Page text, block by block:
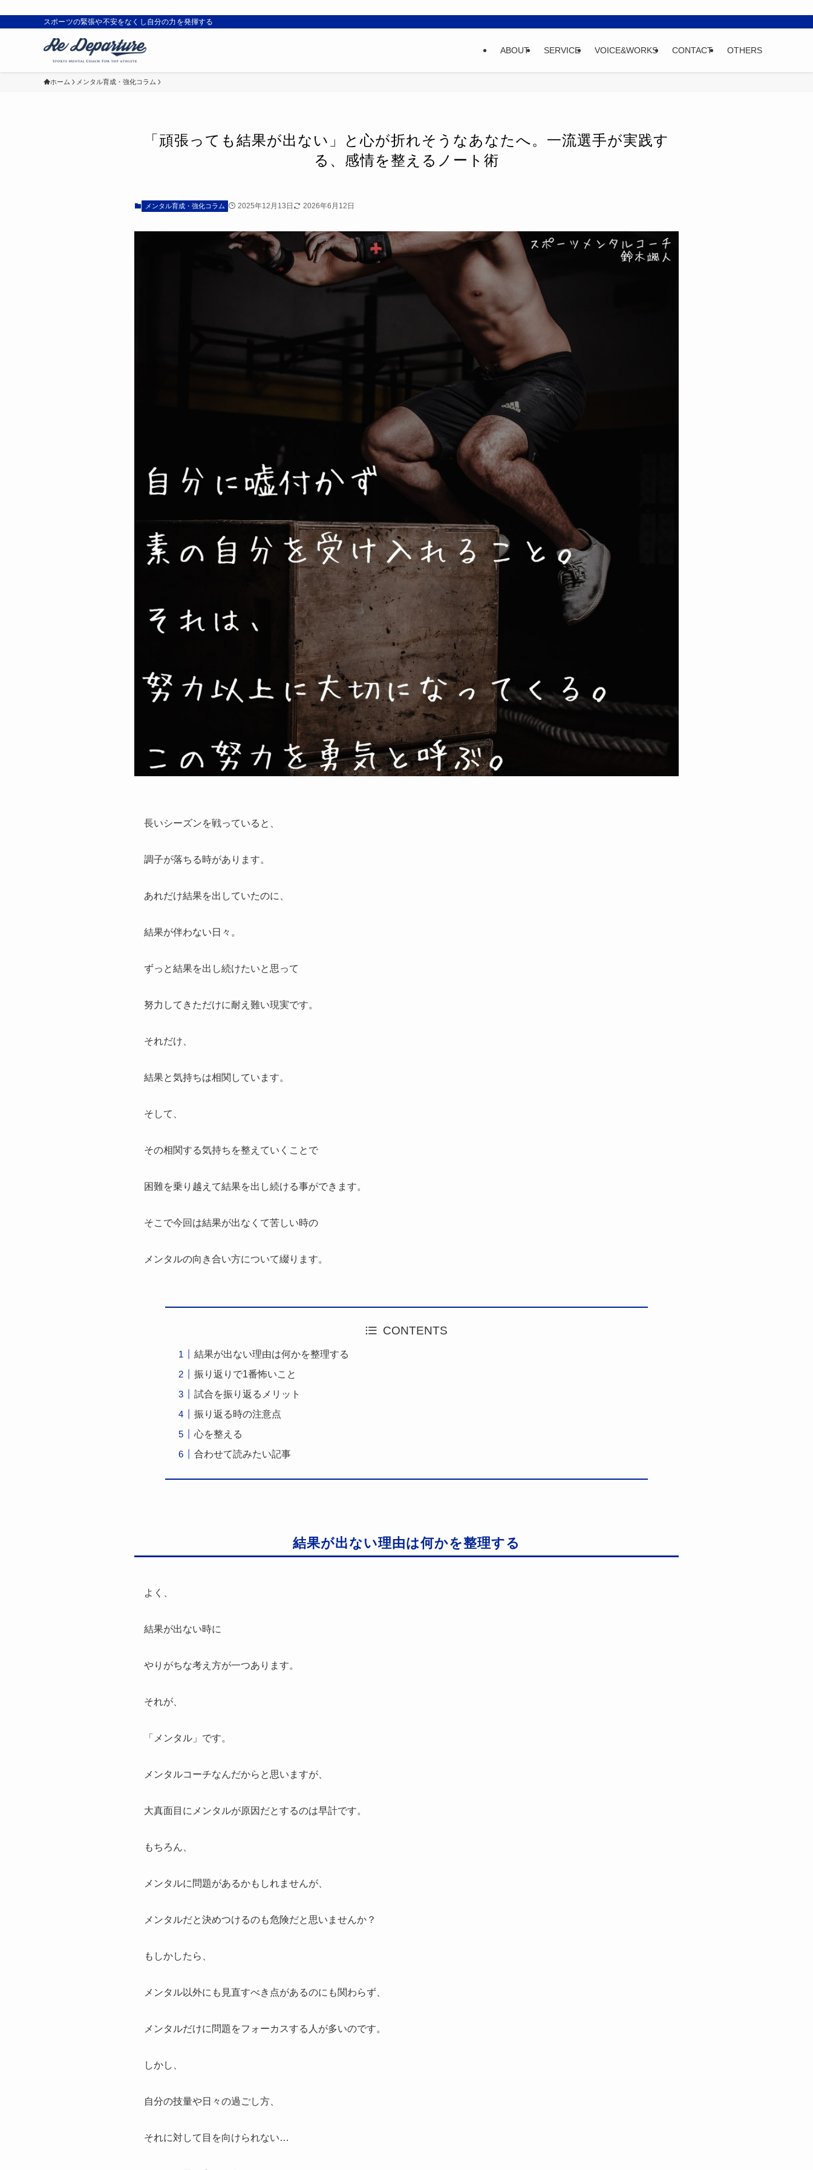
スポーツの緊張や不安をなくし自分の力を発揮する
ABOUT SERVICE VOICE&WORKS CONTACT OTHERS
ホーム メンタル育成・強化コラム
「頑張っても結果が出ない」と心が折れそうなあなたへ。一流選手が実践す
る、感情を整えるノート術
メンタル育成・強化コラム 2025年12月13日 2026年6月12日
長いシーズンを戦っていると、
調子が落ちる時があります。
あれだけ結果を出していたのに、
結果が伴わない日々。
ずっと結果を出し続けたいと思って
努力してきただけに耐え難い現実です。
それだけ、
結果と気持ちは相関しています。
そして、
その相関する気持ちを整えていくことで
困難を乗り越えて結果を出し続ける事ができます。
そこで今回は結果が出なくて苦しい時の
メンタルの向き合い方について綴ります。
CONTENTS
結果が出ない理由は何かを整理する
振り返りで1番怖いこと
試合を振り返るメリット
振り返る時の注意点
心を整える
合わせて読みたい記事
結果が出ない理由は何かを整理する
よく、
結果が出ない時に
やりがちな考え方が一つあります。
それが、
「メンタル」です。
メンタルコーチなんだからと思いますが、
大真面目にメンタルが原因だとするのは早計です。
もちろん、
メンタルに問題があるかもしれませんが、
メンタルだと決めつけるのも危険だと思いませんか？
もしかしたら、
メンタル以外にも見直すべき点があるのにも関わらず、
メンタルだけに問題をフォーカスする人が多いのです。
しかし、
自分の技量や日々の過ごし方、
それに対して目を向けられない…